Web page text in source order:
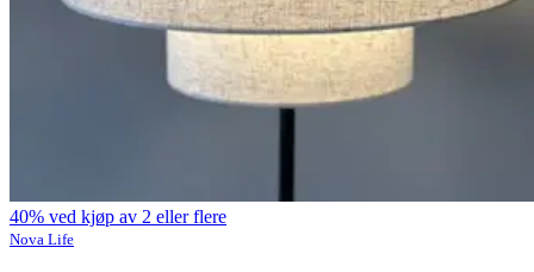
40% ved kjøp av 2 eller flere
Nova Life